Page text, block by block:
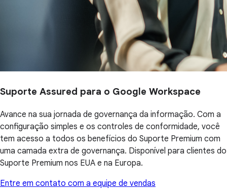
Suporte Assured para o Google Workspace
Avance na sua jornada de governança da informação. Com a
configuração simples e os controles de conformidade, você
tem acesso a todos os benefícios do Suporte Premium com
uma camada extra de governança. Disponível para clientes do
Suporte Premium nos EUA e na Europa.
Entre em contato com a equipe de vendas